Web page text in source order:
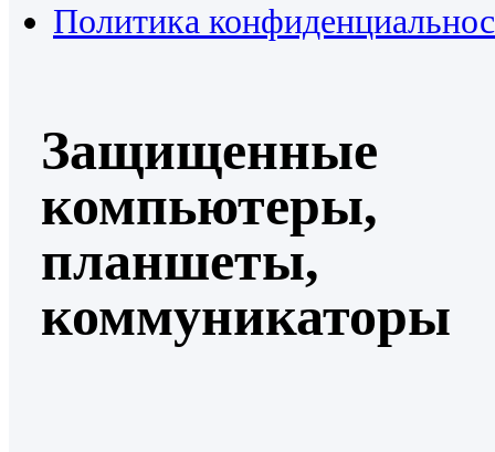
Политика
Защищенные
компьютеры,
планшеты,
коммуникаторы